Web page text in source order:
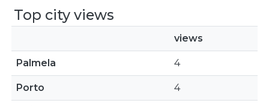
Top city views
views
Palmela 4
Porto 4